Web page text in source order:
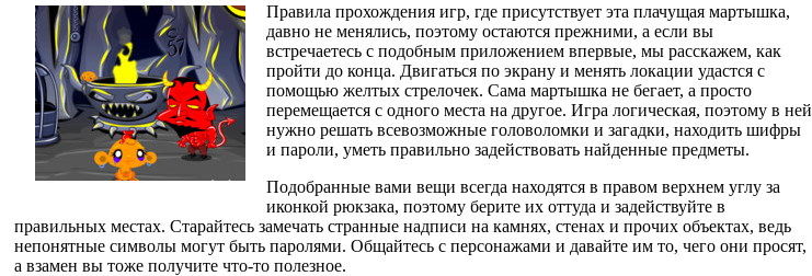
Правила прохождения игр, где присутствует эта плачущая мартышка,
давно не менялись, поэтому остаются прежними, а если вы
встречаетесь с подобным приложением впервые, мы расскажем, как
пройти до конца. Двигаться по экрану и менять локации удастся с
помощью желтых стрелочек. Сама мартышка не бегает, а просто
перемещается с одного места на другое. Игра логическая, поэтому в ней
нужно решать всевозможные головоломки и загадки, находить шифры
и пароли, уметь правильно задействовать найденные предметы.
Подобранные вами вещи всегда находятся в правом верхнем углу за
иконкой рюкзака, поэтому берите их оттуда и задействуйте в
правильных местах. Старайтесь замечать странные надписи на камнях, стенах и прочих объектах, ведь
непонятные символы могут быть паролями. Общайтесь с персонажами и давайте им то, чего они просят,
а взамен вы тоже получите что-то полезное.